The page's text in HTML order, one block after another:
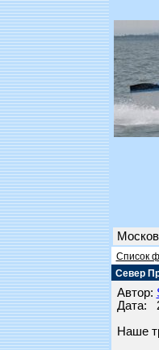
Список
Север
Автор:
Дата:
Наше